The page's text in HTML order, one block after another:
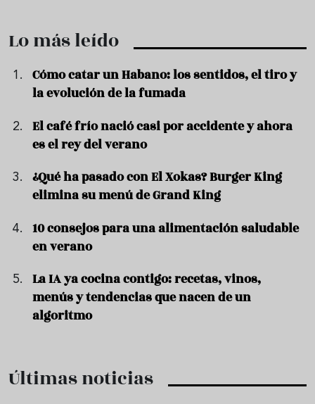
Lo más leído
Cómo catar un Habano: los sentidos, el tiro y
la evolución de la fumada
El café frío nació casi por accidente y ahora
es el rey del verano
¿Qué ha pasado con El Xokas? Burger King
elimina su menú de Grand King
10 consejos para una alimentación saludable
en verano
La IA ya cocina contigo: recetas, vinos,
menús y tendencias que nacen de un
algoritmo
Últimas noticias